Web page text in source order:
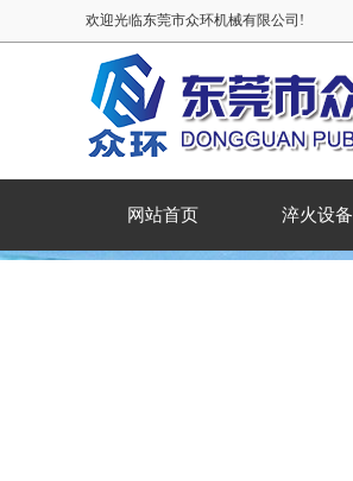
网站首页 淬火设备
欢迎光临东莞市众环机械有限公司!